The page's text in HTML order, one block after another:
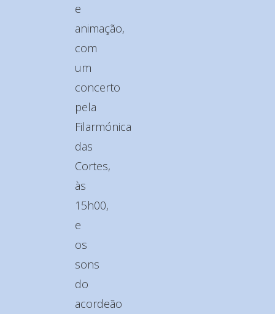
e
animação,
com
um
concerto
pela
Filarmónica
das
Cortes,
às
15h00,
e
os
sons
do
acordeão